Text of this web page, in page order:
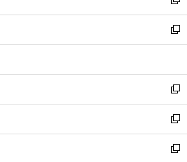
開
く
ウ
で
開
ン
ド
ウ
開
く
ウ
ィ
ン
ウ
で
開
く
新
し
い
ウ
ン
ド
ウ
で
開
く
新
し
ウ
ィ
ン
ド
ウ
で
新
し
い
ウ
ィ
新
し
い
新